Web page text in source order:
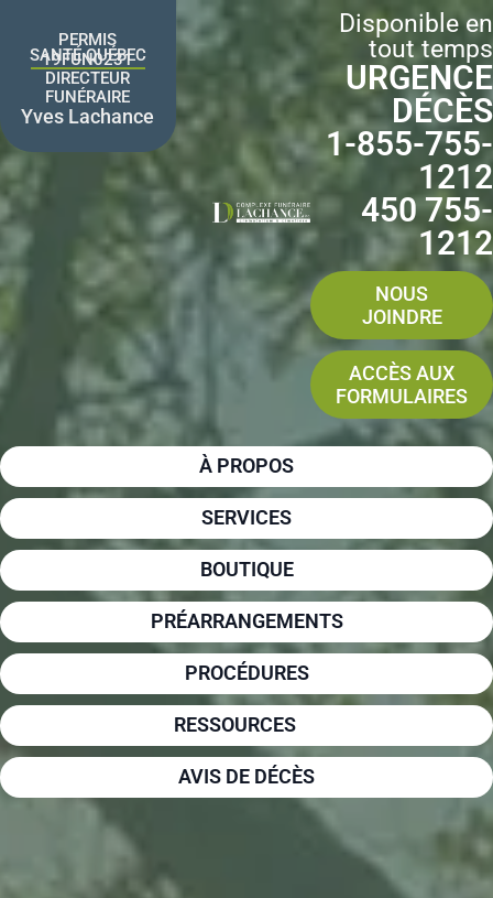
contenuPERMIS
SANTÉ QUÉBEC
19FUN0231
DIRECTEUR
FUNÉRAIRE
Yves Lachance
Disponible en
tout temps
URGENCE
DÉCÈS
1-855-755-
1212
450 755-
1212
NOUS
JOINDRE
ACCÈS AUX
FORMULAIRES
À PROPOS
SERVICES
BOUTIQUE
PRÉARRANGEMENTS
PROCÉDURES
RESSOURCES
AVIS DE DÉCÈS